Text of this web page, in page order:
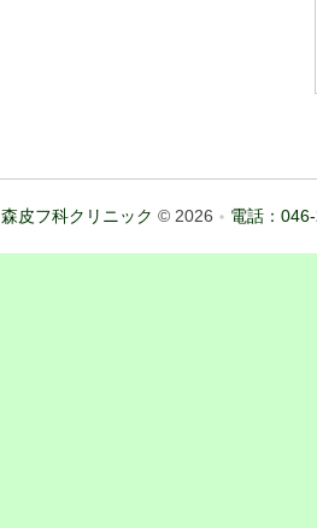
森皮フ科クリニック © 2026 電話：